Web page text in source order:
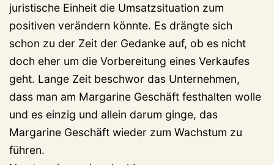
juristische Einheit die Umsatzsituation zum
positiven verändern könnte. Es drängte sich
schon zu der Zeit der Gedanke auf, ob es nicht
doch eher um die Vorbereitung eines Verkaufes
geht. Lange Zeit beschwor das Unternehmen,
dass man am Margarine Geschäft festhalten wolle
und es einzig und allein darum ginge, das
Margarine Geschäft wieder zum Wachstum zu
führen.